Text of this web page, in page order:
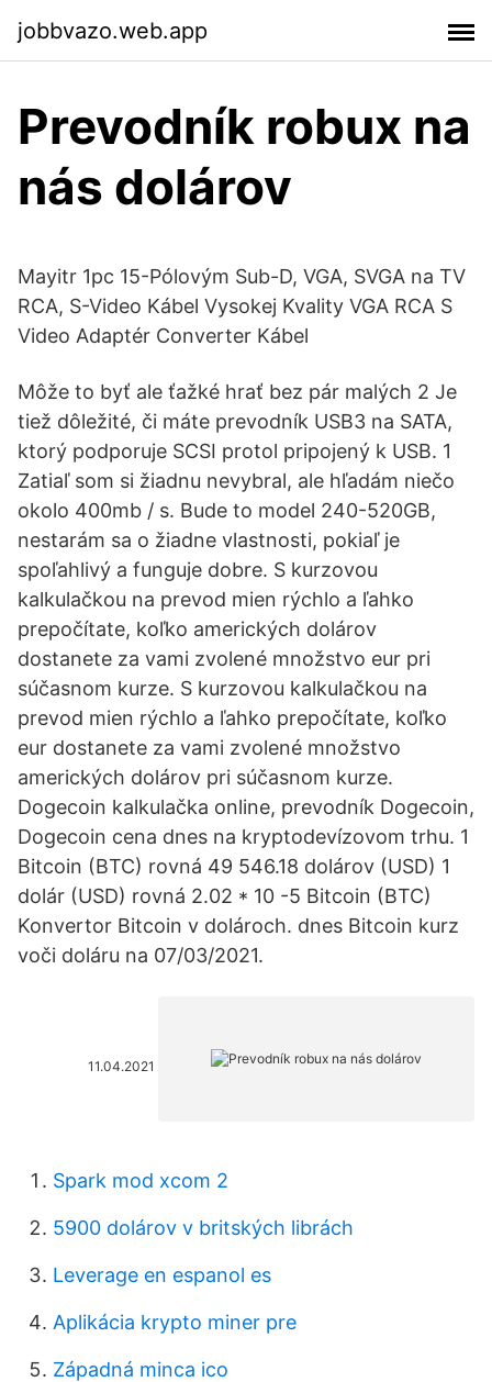
jobbvazo.web.app
Prevodník robux na
nás dolárov
Mayitr 1pc 15-Pólovým Sub-D, VGA, SVGA na TV
RCA, S-Video Kábel Vysokej Kvality VGA RCA S
Video Adaptér Converter Kábel
Môže to byť ale ťažké hrať bez pár malých 2 Je
tiež dôležité, či máte prevodník USB3 na SATA,
ktorý podporuje SCSI protol pripojený k USB. 1
Zatiaľ som si žiadnu nevybral, ale hľadám niečo
okolo 400mb / s. Bude to model 240-520GB,
nestarám sa o žiadne vlastnosti, pokiaľ je
spoľahlivý a funguje dobre. S kurzovou
kalkulačkou na prevod mien rýchlo a ľahko
prepočítate, koľko amerických dolárov
dostanete za vami zvolené množstvo eur pri
súčasnom kurze. S kurzovou kalkulačkou na
prevod mien rýchlo a ľahko prepočítate, koľko
eur dostanete za vami zvolené množstvo
amerických dolárov pri súčasnom kurze.
Dogecoin kalkulačka online, prevodník Dogecoin,
Dogecoin cena dnes na kryptodevízovom trhu. 1
Bitcoin (BTC) rovná 49 546.18 dolárov (USD) 1
dolár (USD) rovná 2.02 * 10 -5 Bitcoin (BTC)
Konvertor Bitcoin v dolároch. dnes Bitcoin kurz
voči doláru na 07/03/2021.
11.04.2021
Spark mod xcom 2
5900 dolárov v britských librách
Leverage en espanol es
Aplikácia krypto miner pre
Západná minca ico